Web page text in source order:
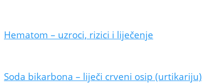
Hematom – uzroci, rizici i liječenje
Soda bikarbona – liječi crveni osip (urtikariju)